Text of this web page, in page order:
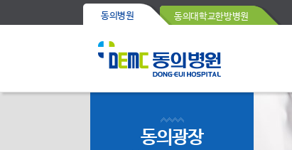
동의병원 동의대학교한방병원
동의광장